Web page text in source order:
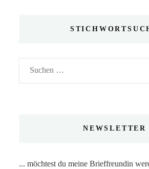
Suchen
nach:
NEWSLETTER
... möchtest du meine Brieffreundin